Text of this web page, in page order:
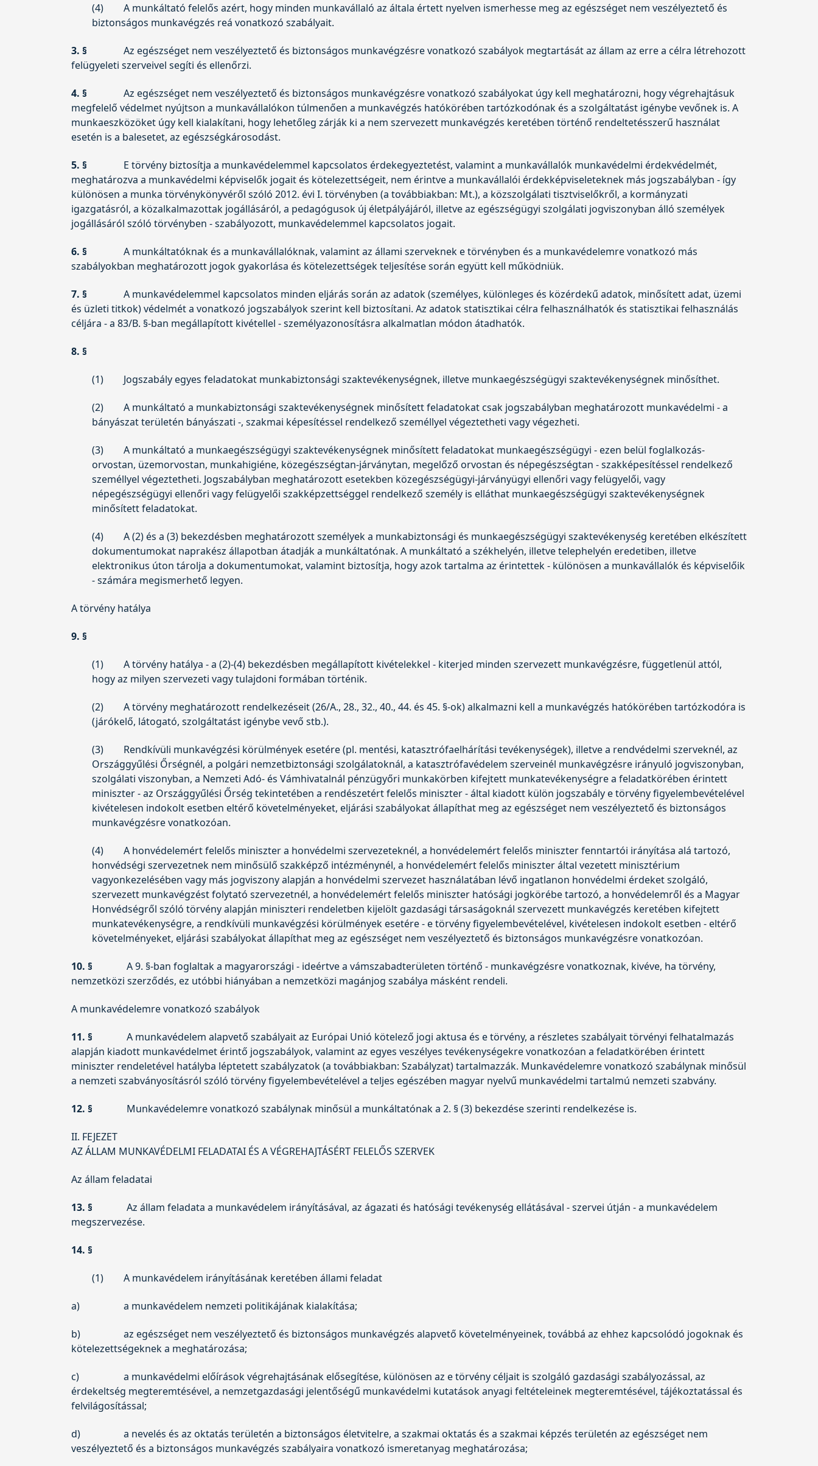
(4)
A munkáltató felelős azért, hogy minden munkavállaló az általa értett nyelven ismerhesse meg az egészséget nem veszélyeztető és
biztonságos munkavégzés reá vonatkozó szabályait.
3. §
Az egészséget nem veszélyeztető és biztonságos munkavégzésre vonatkozó szabályok megtartását az állam az erre a célra létrehozott
felügyeleti szerveivel segíti és ellenőrzi.
4. §
Az egészséget nem veszélyeztető és biztonságos munkavégzésre vonatkozó szabályokat úgy kell meghatározni, hogy végrehajtásuk
megfelelő védelmet nyújtson a munkavállalókon túlmenően a munkavégzés hatókörében tartózkodónak és a szolgáltatást igénybe vevőnek is. A
munkaeszközöket úgy kell kialakítani, hogy lehetőleg zárják ki a nem szervezett munkavégzés keretében történő rendeltetésszerű használat
esetén is a balesetet, az egészségkárosodást.
5. §
E törvény biztosítja a munkavédelemmel kapcsolatos érdekegyeztetést, valamint a munkavállalók munkavédelmi érdekvédelmét,
meghatározva a munkavédelmi képviselők jogait és kötelezettségeit, nem érintve a munkavállalói érdekképviseleteknek más jogszabályban - így
különösen a munka törvénykönyvéről szóló 2012. évi I. törvényben (a továbbiakban: Mt.), a közszolgálati tisztviselőkről, a kormányzati
igazgatásról, a közalkalmazottak jogállásáról, a pedagógusok új életpályájáról, illetve az egészségügyi szolgálati jogviszonyban álló személyek
jogállásáról szóló törvényben - szabályozott, munkavédelemmel kapcsolatos jogait.
6. §
A munkáltatóknak és a munkavállalóknak, valamint az állami szerveknek e törvényben és a munkavédelemre vonatkozó más
szabályokban meghatározott jogok gyakorlása és kötelezettségek teljesítése során együtt kell működniük.
7. §
A munkavédelemmel kapcsolatos minden eljárás során az adatok (személyes, különleges és közérdekű adatok, minősített adat, üzemi
és üzleti titkok) védelmét a vonatkozó jogszabályok szerint kell biztosítani. Az adatok statisztikai célra felhasználhatók és statisztikai felhasználás
céljára - a 83/B. §-ban megállapított kivétellel - személyazonosításra alkalmatlan módon átadhatók.
8. §
(1) Jogszabály egyes feladatokat munkabiztonsági szaktevékenységnek, illetve munkaegészségügyi szaktevékenységnek minősíthet.
(2)
A munkáltató a munkabiztonsági szaktevékenységnek minősített feladatokat csak jogszabályban meghatározott munkavédelmi - a
bányászat területén bányászati -, szakmai képesítéssel rendelkező személlyel végeztetheti vagy végezheti.
(3)
A munkáltató a munkaegészségügyi szaktevékenységnek minősített feladatokat munkaegészségügyi - ezen belül foglalkozás-
orvostan, üzemorvostan, munkahigiéne, közegészségtan-járványtan, megelőző orvostan és népegészségtan - szakképesítéssel rendelkező
személlyel végeztetheti. Jogszabályban meghatározott esetekben közegészségügyi-járványügyi ellenőri vagy felügyelői, vagy
népegészségügyi ellenőri vagy felügyelői szakképzettséggel rendelkező személy is elláthat munkaegészségügyi szaktevékenységnek
minősített feladatokat.
(4)
A (2) és a (3) bekezdésben meghatározott személyek a munkabiztonsági és munkaegészségügyi szaktevékenység keretében elkészített
dokumentumokat naprakész állapotban átadják a munkáltatónak. A munkáltató a székhelyén, illetve telephelyén eredetiben, illetve
elektronikus úton tárolja a dokumentumokat, valamint biztosítja, hogy azok tartalma az érintettek - különösen a munkavállalók és képviselőik
- számára megismerhető legyen.
A törvény hatálya
9. §
(1)
A törvény hatálya - a (2)-(4) bekezdésben megállapított kivételekkel - kiterjed minden szervezett munkavégzésre, függetlenül attól,
hogy az milyen szervezeti vagy tulajdoni formában történik.
(2)
A törvény meghatározott rendelkezéseit (26/A., 28., 32., 40., 44. és 45. §-ok) alkalmazni kell a munkavégzés hatókörében tartózkodóra is
(járókelő, látogató, szolgáltatást igénybe vevő stb.).
(3)
Rendkívüli munkavégzési körülmények esetére (pl. mentési, katasztrófaelhárítási tevékenységek), illetve a rendvédelmi szerveknél, az
Országgyűlési Őrségnél, a polgári nemzetbiztonsági szolgálatoknál, a katasztrófavédelem szerveinél munkavégzésre irányuló jogviszonyban,
szolgálati viszonyban, a Nemzeti Adó- és Vámhivatalnál pénzügyőri munkakörben kifejtett munkatevékenységre a feladatkörében érintett
miniszter - az Országgyűlési Őrség tekintetében a rendészetért felelős miniszter - által kiadott külön jogszabály e törvény figyelembevételével
kivételesen indokolt esetben eltérő követelményeket, eljárási szabályokat állapíthat meg az egészséget nem veszélyeztető és biztonságos
munkavégzésre vonatkozóan.
(4)
A honvédelemért felelős miniszter a honvédelmi szervezeteknél, a honvédelemért felelős miniszter fenntartói irányítása alá tartozó,
honvédségi szervezetnek nem minősülő szakképző intézménynél, a honvédelemért felelős miniszter által vezetett minisztérium
vagyonkezelésében vagy más jogviszony alapján a honvédelmi szervezet használatában lévő ingatlanon honvédelmi érdeket szolgáló,
szervezett munkavégzést folytató szervezetnél, a honvédelemért felelős miniszter hatósági jogkörébe tartozó, a honvédelemről és a Magyar
Honvédségről szóló törvény alapján miniszteri rendeletben kijelölt gazdasági társaságoknál szervezett munkavégzés keretében kifejtett
munkatevékenységre, a rendkívüli munkavégzési körülmények esetére - e törvény figyelembevételével, kivételesen indokolt esetben - eltérő
követelményeket, eljárási szabályokat állapíthat meg az egészséget nem veszélyeztető és biztonságos munkavégzésre vonatkozóan.
10. §
A 9. §-ban foglaltak a magyarországi - ideértve a vámszabadterületen történő - munkavégzésre vonatkoznak, kivéve, ha törvény,
nemzetközi szerződés, ez utóbbi hiányában a nemzetközi magánjog szabálya másként rendeli.
A munkavédelemre vonatkozó szabályok
11. §
A munkavédelem alapvető szabályait az Európai Unió kötelező jogi aktusa és e törvény, a részletes szabályait törvényi felhatalmazás
alapján kiadott munkavédelmet érintő jogszabályok, valamint az egyes veszélyes tevékenységekre vonatkozóan a feladatkörében érintett
miniszter rendeletével hatályba léptetett szabályzatok (a továbbiakban: Szabályzat) tartalmazzák. Munkavédelemre vonatkozó szabálynak minősül
a nemzeti szabványosításról szóló törvény figyelembevételével a teljes egészében magyar nyelvű munkavédelmi tartalmú nemzeti szabvány.
12. § Munkavédelemre vonatkozó szabálynak minősül a munkáltatónak a 2. § (3) bekezdése szerinti rendelkezése is.
II. FEJEZET
AZ ÁLLAM MUNKAVÉDELMI FELADATAI ÉS A VÉGREHAJTÁSÉRT FELELŐS SZERVEK
Az állam feladatai
13. §
Az állam feladata a munkavédelem irányításával, az ágazati és hatósági tevékenység ellátásával - szervei útján - a munkavédelem
megszervezése.
14. §
(1) A munkavédelem irányításának keretében állami feladat
a) a munkavédelem nemzeti politikájának kialakítása;
b)
az egészséget nem veszélyeztető és biztonságos munkavégzés alapvető követelményeinek, továbbá az ehhez kapcsolódó jogoknak és
kötelezettségeknek a meghatározása;
c)
a munkavédelmi előírások végrehajtásának elősegítése, különösen az e törvény céljait is szolgáló gazdasági szabályozással, az
érdekeltség megteremtésével, a nemzetgazdasági jelentőségű munkavédelmi kutatások anyagi feltételeinek megteremtésével, tájékoztatással és
felvilágosítással;
d)
a nevelés és az oktatás területén a biztonságos életvitelre, a szakmai oktatás és a szakmai képzés területén az egészséget nem
veszélyeztető és a biztonságos munkavégzés szabályaira vonatkozó ismeretanyag meghatározása;